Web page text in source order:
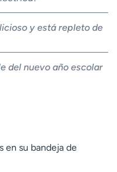
y está repleto de
del nuevo año escolar
en su bandeja de